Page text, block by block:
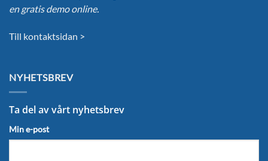
en gratis demo online.
Till kontaktsidan >
NYHETSBREV
Ta del av vårt nyhetsbrev
Min e-post